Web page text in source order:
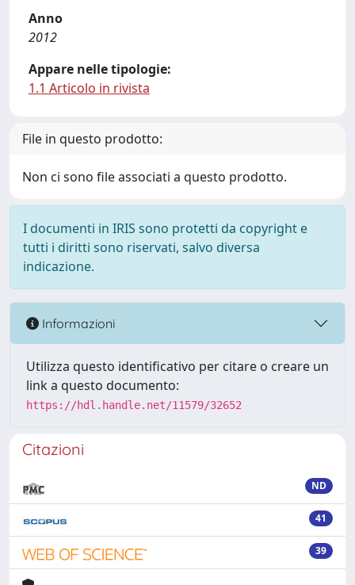
Anno
2012
Appare nelle tipologie:
1.1 Articolo in rivista
File in questo prodotto:
Non ci sono file associati a questo prodotto.
I documenti in IRIS sono protetti da copyright e
tutti i diritti sono riservati, salvo diversa
indicazione.
Informazioni
Utilizza questo identificativo per citare o creare un
link a questo documento:
https://hdl.handle.net/11579/32652
Citazioni
ND
41
39